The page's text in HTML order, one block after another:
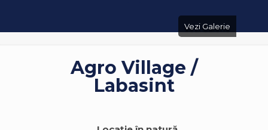
Vezi Galerie
Agro Village /
Labasint